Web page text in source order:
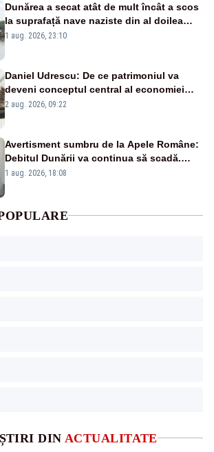
DIN ACTUALITATE
Dunărea a secat atât de mult încât a scos
la suprafață nave naziste din al doilea
război mondial
1 aug. 2026, 23:10
Daniel Udrescu: De ce patrimoniul va
deveni conceptul central al economiei
viitoare?
2 aug. 2026, 09:22
Avertisment sumbru de la Apele Române:
Debitul Dunării va continua să scadă.
Cernavodă s-ar putea închide în 4 zile
1 aug. 2026, 18:08